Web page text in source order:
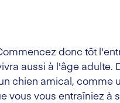
donc tôt
aussi à l'âge adulte.
chien amical, comme
vous vous entraîniez à